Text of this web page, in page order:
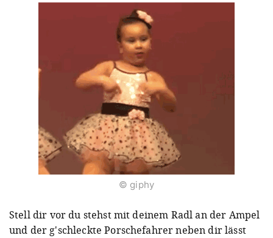
© giphy
Stell dir vor du stehst mit deinem Radl an der Ampel
und der g'schleckte Porschefahrer neben dir lässt